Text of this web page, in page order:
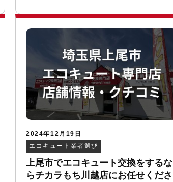
2024年12月19日
エコキュート業者選び
上尾市でエコキュート交換をするな
らチカラもち川越店にお任せくださ